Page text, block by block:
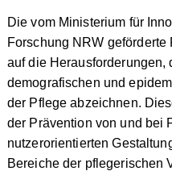
Die vom Ministerium für
Forschung NRW
auf die Herausforderungen,
demografischen und
der Pflege abzeichnen.
der Prävention von und bei
nutzerorientierten
Bereiche der pflegerischen